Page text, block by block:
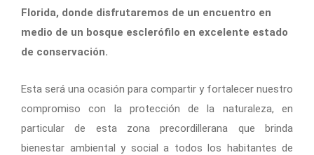
Florida, donde disfrutaremos de un encuentro en
medio de un bosque esclerófilo en excelente estado
de conservación.
Esta será una ocasión para compartir y fortalecer nuestro
compromiso con la protección de la naturaleza, en
particular de esta zona precordillerana que brinda
bienestar ambiental y social a todos los habitantes de